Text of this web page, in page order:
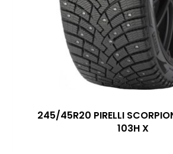
245/45R20 PIRELLI
103H X